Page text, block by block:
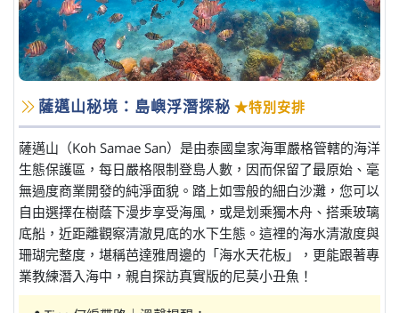
薩邁山秘境：島嶼浮潛探秘 ★特別安排
薩邁山（Koh Samae San）是由泰國皇家海軍嚴格管轄的海洋
生態保護區，每日嚴格限制登島人數，因而保留了最原始、毫
無過度商業開發的純淨面貌。踏上如雪般的細白沙灘，您可以
自由選擇在樹蔭下漫步享受海風，或是划乘獨木舟、搭乘玻璃
底船，近距離觀察清澈見底的水下生態。這裡的海水清澈度與
珊瑚完整度，堪稱芭達雅周邊的「海水天花板」，更能跟著專
業教練潛入海中，親自探訪真實版的尼莫小丑魚！